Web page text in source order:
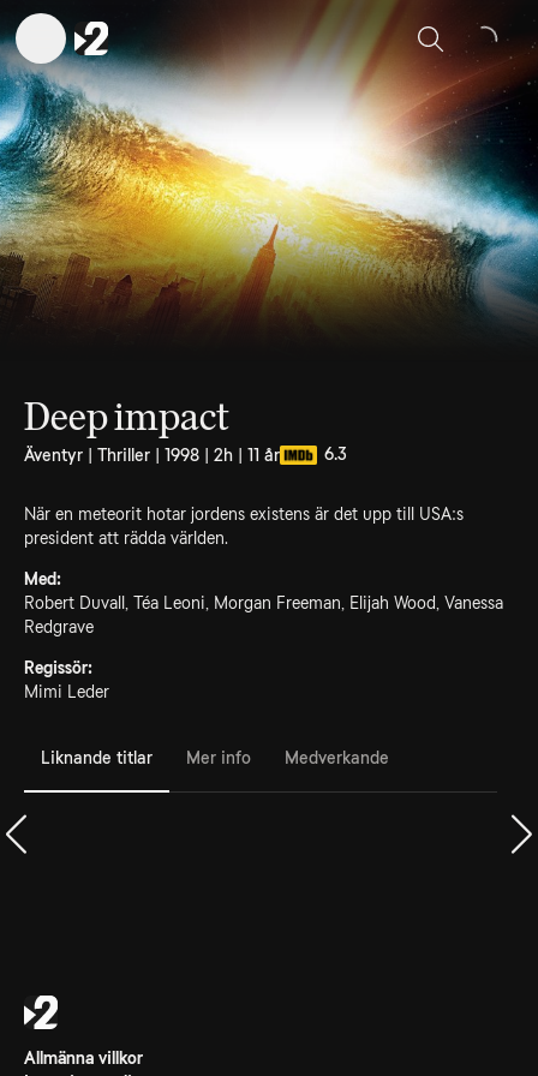
Sök
Deep impact
Äventyr | Thriller | 1998 | 2h | 11 år 6.3
När en meteorit hotar jordens existens är det upp till USA:s
president att rädda världen.
Med:
Robert Duvall, Téa Leoni, Morgan Freeman, Elijah Wood, Vanessa
Redgrave
Regissör:
Mimi Leder
Liknande titlar Mer info Medverkande
Allmänna villkor